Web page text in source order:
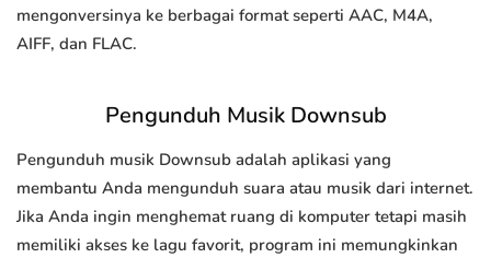
mengonversinya ke berbagai format seperti AAC, M4A,
AIFF, dan FLAC.
Pengunduh Musik Downsub
Pengunduh musik Downsub adalah aplikasi yang
membantu Anda mengunduh suara atau musik dari internet.
Jika Anda ingin menghemat ruang di komputer tetapi masih
memiliki akses ke lagu favorit, program ini memungkinkan